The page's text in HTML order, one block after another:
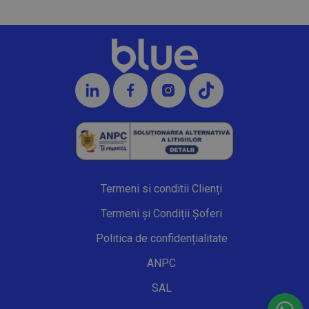
Termeni si conditii Clienți
Termeni și Condiții Șoferi
Politica de confidențialitate
ANPC
SAL